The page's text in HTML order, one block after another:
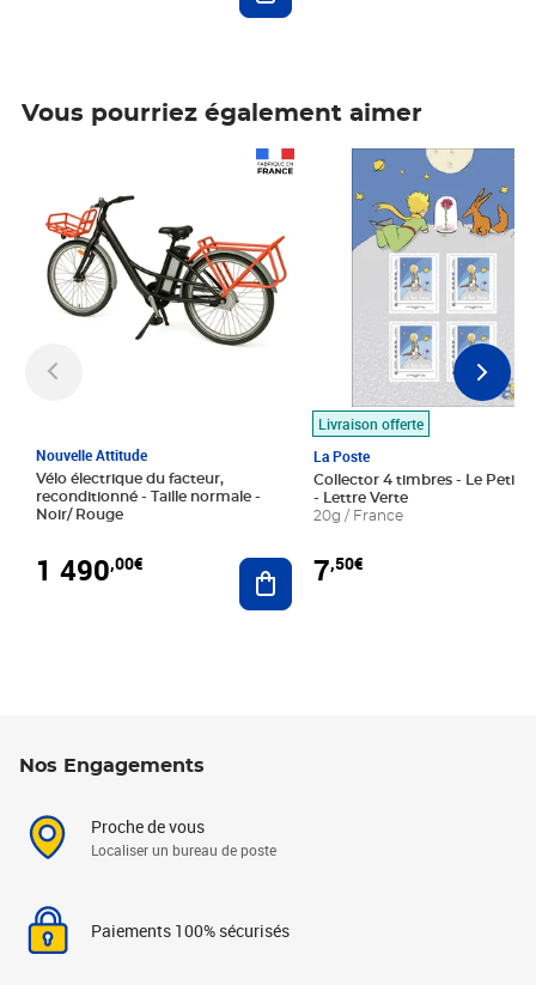
Vous pourriez également aimer
Nouvelle Attitude
Vélo électrique du facteur,
reconditionné - Taille normale -
Noir/ Rouge
1 490,00€ Ajouter au panier
Livraison offerte
La Poste
Collector 4 timbres - Le Petit
- Lettre Verte
20g / France
7,50€
Prix 7,50€
Nos Engagements
Proche de vous
Localiser un bureau de poste
Paiements 100% sécurisés